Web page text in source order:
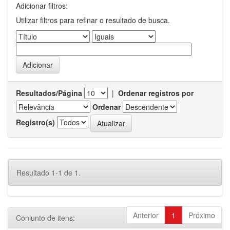
Adicionar filtros:
Utilizar filtros para refinar o resultado de busca.
Resultados/Página | Ordenar registros por
Ordenar
Registro(s)
Resultado 1-1 de 1.
Anterior 1 Próximo
Conjunto de itens: